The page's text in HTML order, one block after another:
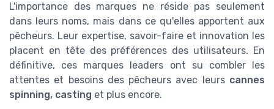
L'importance des marques ne réside pas seulement
dans leurs noms, mais dans ce qu'elles apportent aux
pêcheurs. Leur expertise, savoir-faire et innovation les
placent en tête des préférences des utilisateurs. En
définitive, ces marques leaders ont su combler les
attentes et besoins des pêcheurs avec leurs cannes
spinning, casting et plus encore.